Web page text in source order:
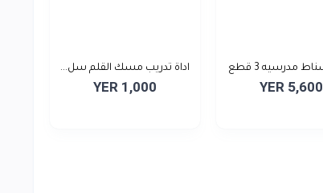
طقم شناط مدرسيه 3 قطع
ش...
YER 5,600
اداة تدريب مسك القلم سل...
YER 1,000